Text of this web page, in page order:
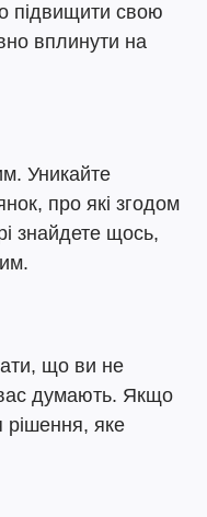
підвищити свою
вплинути на
Уникайте
про які згодом
знайдете щось,
що ви не
вас думають. Якщо
рішення, яке